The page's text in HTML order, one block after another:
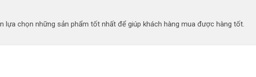
lựa chọn những sản phẩm tốt nhất để giúp khách hàng mua được hàng tốt.